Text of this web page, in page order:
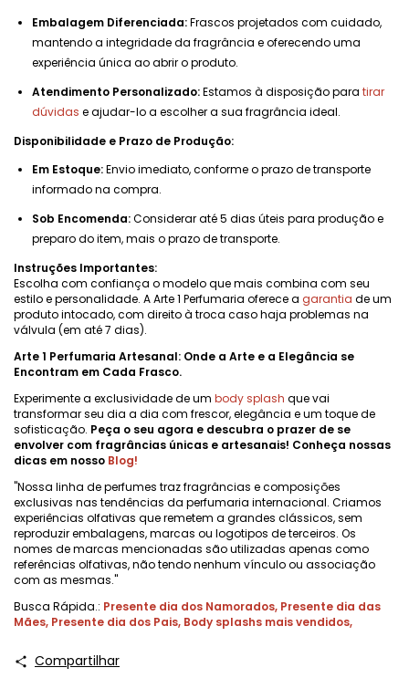
Embalagem Diferenciada:Frascos projetados com cuidado,
mantendo a integridade da fragrância e oferecendo uma
experiência única ao abrir o produto.
Atendimento Personalizado:Estamos à disposição para tirar
dúvidas e ajudar-lo a escolher a sua fragrância ideal.
Disponibilidade e Prazo de Produção:
Em Estoque:Envio imediato, conforme o prazo de transporte
informado na compra.
Sob Encomenda:Considerar até 5 dias úteis para produção e
preparo do item, mais o prazo de transporte.
Instruções Importantes:
Escolha com confiança o modelo que mais combina com seu
estilo e personalidade. A Arte 1 Perfumaria oferece a garantia de um
produto intocado, com direito à troca caso haja problemas na
válvula (em até 7 dias).
Arte 1 Perfumaria Artesanal: Onde a Arte e a Elegância se
Encontram em Cada Frasco.
Experimente a exclusividade de um body splash que vai
transformar seu dia a dia com frescor, elegância e um toque de
sofisticação. Peça o seu agora e descubra o prazer de se
envolver com fragrâncias únicas e artesanais! Conheça nossas
dicas em nosso Blog!
"Nossa linha de perfumes traz fragrâncias e composições
exclusivas nas tendências da perfumaria internacional. Criamos
experiências olfativas que remetem a grandes clássicos, sem
reproduzir embalagens, marcas ou logotipos de terceiros. Os
nomes de marcas mencionadas são utilizadas apenas como
referências olfativas, não tendo nenhum vínculo ou associação
com as mesmas."
Busca Rápida.: Presente dia dos Namorados, Presente dia das
Mães, Presente dia dos Pais, Body splashs mais vendidos,
Compartilhar